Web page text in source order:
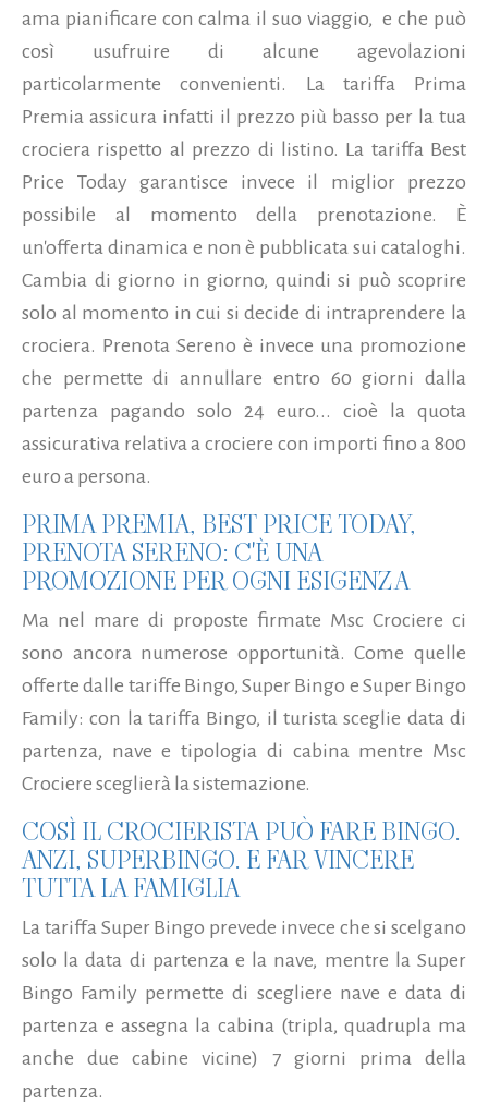
ama pianificare con calma il suo viaggio, e che può
così usufruire di alcune agevolazioni
particolarmente convenienti. La tariffa Prima
Premia assicura infatti il prezzo più basso per la tua
crociera rispetto al prezzo di listino. La tariffa Best
Price Today garantisce invece il miglior prezzo
possibile al momento della prenotazione. È
un'offerta dinamica e non è pubblicata sui cataloghi.
Cambia di giorno in giorno, quindi si può scoprire
solo al momento in cui si decide di intraprendere la
crociera. Prenota Sereno è invece una promozione
che permette di annullare entro 60 giorni dalla
partenza pagando solo 24 euro... cioè la quota
assicurativa relativa a crociere con importi fino a 800
euro a persona.
PRIMA PREMIA, BEST PRICE TODAY,
PRENOTA SERENO: C'È UNA
PROMOZIONE PER OGNI ESIGENZA
Ma nel mare di proposte firmate Msc Crociere ci
sono ancora numerose opportunità. Come quelle
offerte dalle tariffe Bingo, Super Bingo e Super Bingo
Family: con la tariffa Bingo, il turista sceglie data di
partenza, nave e tipologia di cabina mentre Msc
Crociere sceglierà la sistemazione.
COSÌ IL CROCIERISTA PUÒ FARE BINGO.
ANZI, SUPERBINGO. E FAR VINCERE
TUTTA LA FAMIGLIA
La tariffa Super Bingo prevede invece che si scelgano
solo la data di partenza e la nave, mentre la Super
Bingo Family permette di scegliere nave e data di
partenza e assegna la cabina (tripla, quadrupla ma
anche due cabine vicine) 7 giorni prima della
partenza.